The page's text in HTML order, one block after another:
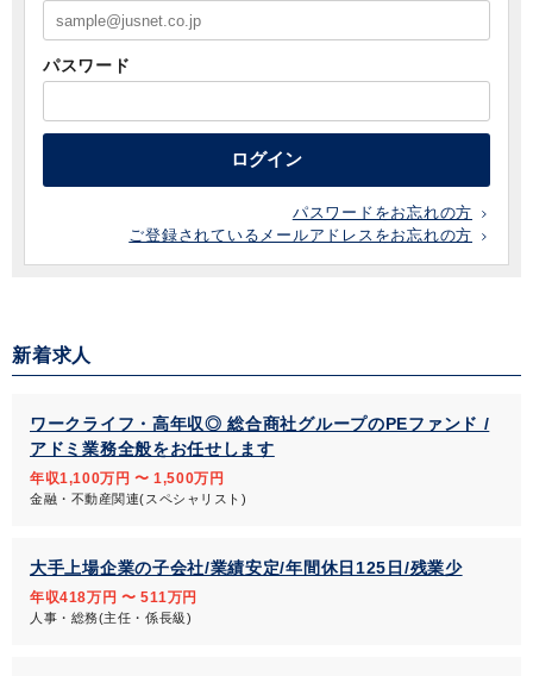
パスワード
ログイン
パスワードをお忘れの方
ご登録されているメールアドレスをお忘れの方
新着求人
ワークライフ・高年収◎ 総合商社グループのPEファンド /
アドミ業務全般をお任せします
年収1,100万円 〜 1,500万円
金融・不動産関連(スペシャリスト)
大手上場企業の子会社/業績安定/年間休日125日/残業少
年収418万円 〜 511万円
人事・総務(主任・係長級)